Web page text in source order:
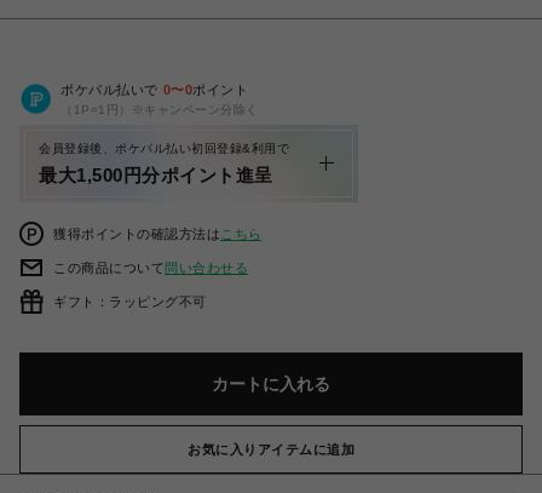
ポケパル払いで 0〜0ポイント
（1P=1円）※キャンペーン分除く
会員登録後、ポケパル払い初回登録&利用で
最大1,500円分ポイント進呈
獲得ポイントの確認方法は こちら
この商品について問い合わせる
ギフト：ラッピング不可
カートに入れる
お気に入りアイテムに追加